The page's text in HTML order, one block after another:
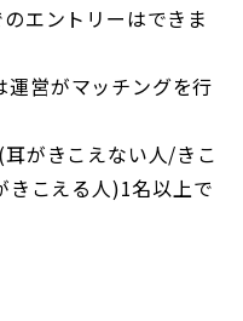
エントリーはできま
営がマッチングを行
がきこえない人/きこ
きこえる人)1名以上で